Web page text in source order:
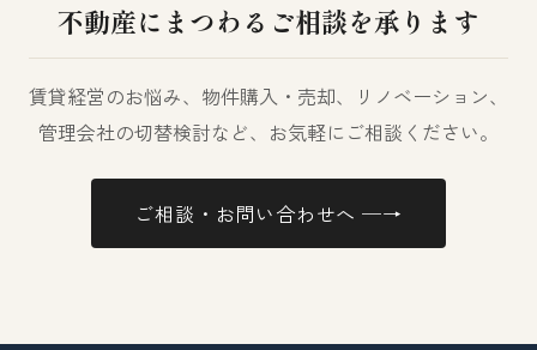
不動産にまつわるご相談を承ります
賃貸経営のお悩み、物件購入・売却、リノベーション、
管理会社の切替検討など、お気軽にご相談ください。
ご相談・お問い合わせへ ─→